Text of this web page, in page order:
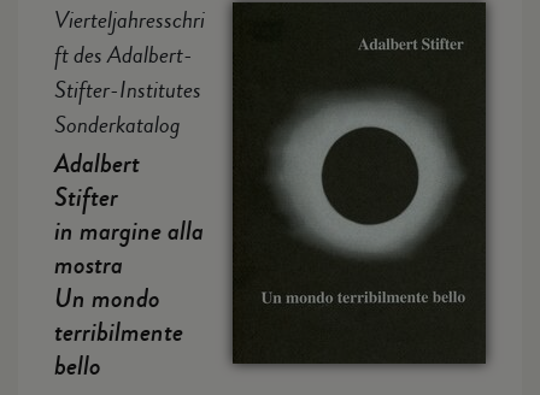
Vierteljahresschri
ft des Adalbert-
Stifter-Institutes
Sonderkatalog
Adalbert
Stifter
in margine alla
mostra
Un mondo
terribilmente
bello